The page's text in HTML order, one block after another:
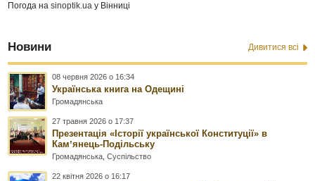
Погода наsinoptik.ua у Вінниці
Новини Дивитися всі
08 червня 2026 о 16:34
Українська книга на Одещині
Громадянська
27 травня 2026 о 17:37
Презентація «Історії української Конституції» в
Камʼянець-Подільську
Громадянська ,Суспільство
22 квітня 2026 о 16:17